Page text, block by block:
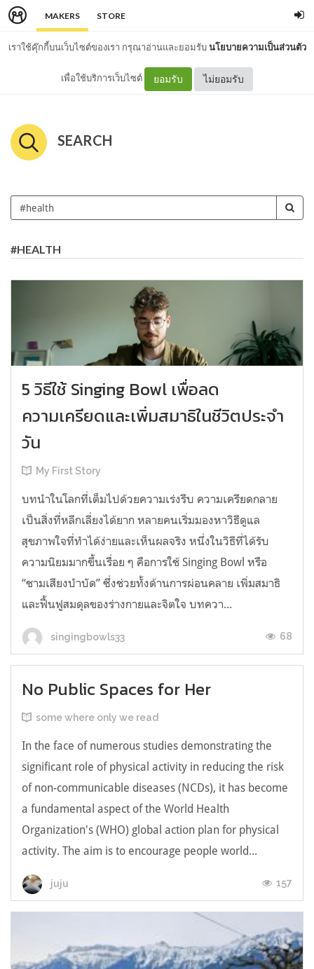
MAKERS STORE
เราใช้คุ๊กกี้บนเว็บไซต์ของเรา กรุณาอ่านและยอมรับนโยบายความเป็นส่วนตัว
เพื่อใช้บริการเว็บไซต์ ยอมรับ ไม่ยอมรับ
SEARCH
#HEALTH
5 วิธีใช้ Singing Bowl เพื่อลด
ความเครียดและเพิ่มสมาธิในชีวิตประจำ
วัน
My First Story
บทนำในโลกที่เต็มไปด้วยความเร่งรีบ ความเครียดกลาย
เป็นสิ่งที่หลีกเลี่ยงได้ยาก หลายคนเริ่มมองหาวิธีดูแล
สุขภาพใจที่ทำได้ง่ายและเห็นผลจริง หนึ่งในวิธีที่ได้รับ
ความนิยมมากขึ้นเรื่อย ๆ คือการใช้ Singing Bowl หรือ
“ชามเสียงบำบัด” ซึ่งช่วยทั้งด้านการผ่อนคลาย เพิ่มสมาธิ
และฟื้นฟูสมดุลของร่างกายและจิตใจ บทควา...
singingbowls33 68
No Public Spaces for Her
some where only we read
In the face of numerous studies demonstrating the
significant role of physical activity in reducing the risk
of non-communicable diseases (NCDs), it has become
a fundamental aspect of the World Health
Organization's (WHO) global action plan for physical
activity. The aim is to encourage people world...
juju 157